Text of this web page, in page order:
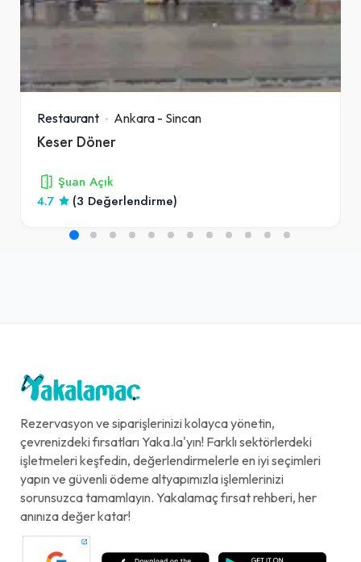
Restaurant Ankara - Sincan
Keser Döner
Şuan Açık
4.7
(3 Değerlendirme)
Rezervasyon ve siparişlerinizi kolayca yönetin,
çevrenizdeki fırsatları Yaka.la'yın! Farklı sektörlerdeki
işletmeleri keşfedin, değerlendirmelerle en iyi seçimleri
yapın ve güvenli ödeme altyapımızla işlemlerinizi
sorunsuzca tamamlayın. Yakalamaç fırsat rehberi, her
anınıza değer katar!